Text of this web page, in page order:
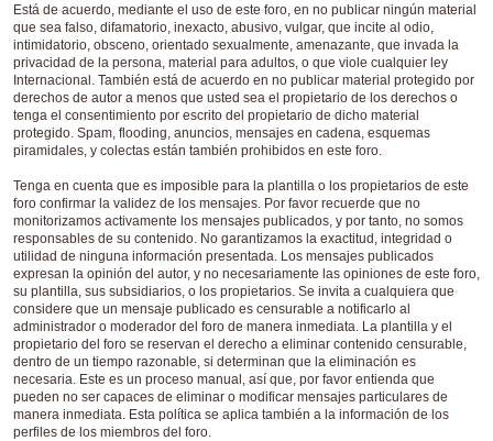
Está de acuerdo, mediante el uso de este foro, en no publicar ningún material
que sea falso, difamatorio, inexacto, abusivo, vulgar, que incite al odio,
intimidatorio, obsceno, orientado sexualmente, amenazante, que invada la
privacidad de la persona, material para adultos, o que viole cualquier ley
Internacional. También está de acuerdo en no publicar material protegido por
derechos de autor a menos que usted sea el propietario de los derechos o
tenga el consentimiento por escrito del propietario de dicho material
protegido. Spam, flooding, anuncios, mensajes en cadena, esquemas
piramidales, y colectas están también prohibidos en este foro.
Tenga en cuenta que es imposible para la plantilla o los propietarios de este
foro confirmar la validez de los mensajes. Por favor recuerde que no
monitorizamos activamente los mensajes publicados, y por tanto, no somos
responsables de su contenido. No garantizamos la exactitud, integridad o
utilidad de ninguna información presentada. Los mensajes publicados
expresan la opinión del autor, y no necesariamente las opiniones de este foro,
su plantilla, sus subsidiarios, o los propietarios. Se invita a cualquiera que
considere que un mensaje publicado es censurable a notificarlo al
administrador o moderador del foro de manera inmediata. La plantilla y el
propietario del foro se reservan el derecho a eliminar contenido censurable,
dentro de un tiempo razonable, si determinan que la eliminación es
necesaria. Este es un proceso manual, así que, por favor entienda que
pueden no ser capaces de eliminar o modificar mensajes particulares de
manera inmediata. Esta política se aplica también a la información de los
perfiles de los miembros del foro.